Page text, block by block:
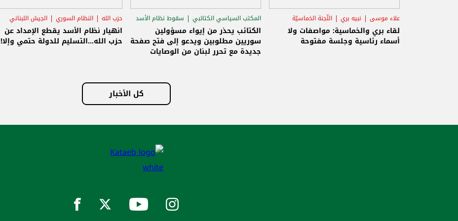
علاء موسى نبيه بري اللّجنة الخماسيّة
لقاء بري والخماسية: مواصفات ولا
أسماء رئاسية وجلسة مفتوحة
المكتب السياسي الكتائبي
سقوط نظام الأسد
الاستحقاق الرئاسي
الكتائب يحذر من إيواء مسؤولين
سوريين مطلوبين ويدعو إلى فتح صفحة
جديدة مع تحرر لبنان من الوصايات
حزب الله النظام السوري الجيش اللبناني
انهيار نظام الأسد يقطع الإمداد عن
حزب الله...التسليم للدولة حتمي وإلا!
كل الأخبار